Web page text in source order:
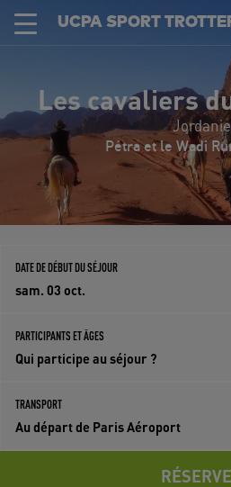
UCPA SPORT
Les cavaliers
Jordanie
Pétra et le Wadi
DATE DE DÉBUT DU SÉJOUR
sam. 03 oct.
PARTICIPANTS ET ÂGES
Qui participe au séjour ?
TRANSPORT
Au départ de Paris Aéroport